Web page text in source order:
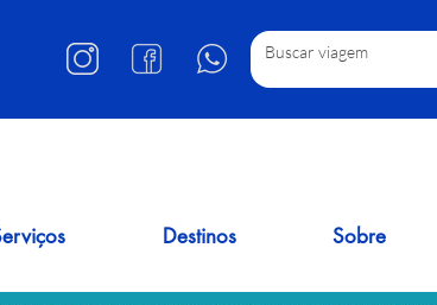
Destinos Sobre